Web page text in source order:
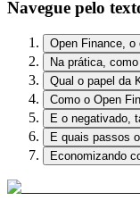
Navegue pelo
Open Finance, o
Na prática,
Qual o papel da
Como o Open
E o negativado,
E quais passos
Economizando